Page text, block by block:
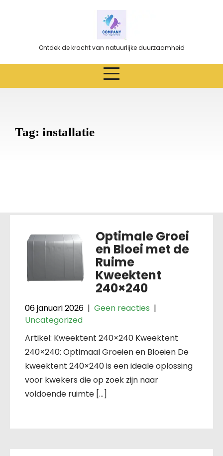
Ontdek de kracht van natuurlijke duurzaamheid
Tag: installatie
Optimale Groei
en Bloei met de
Ruime
Kweektent
240×240
06 januari 2026 | Geen reacties |
Uncategorized
Artikel: Kweektent 240×240 Kweektent
240×240: Optimaal Groeien en Bloeien De
kweektent 240×240 is een ideale oplossing
voor kwekers die op zoek zijn naar
voldoende ruimte […]